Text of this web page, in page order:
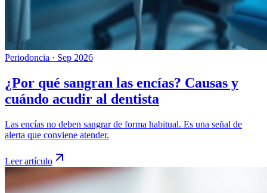
Periodoncia · Sep 2026
¿Por qué sangran las encías? Causas y
cuándo acudir al dentista
Las encías no deben sangrar de forma habitual. Es una señal de
alerta que conviene atender.
Leer artículo